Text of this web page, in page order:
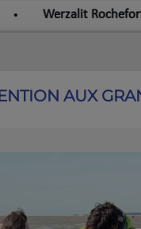
Werzalit Rochefort : fin
AUX